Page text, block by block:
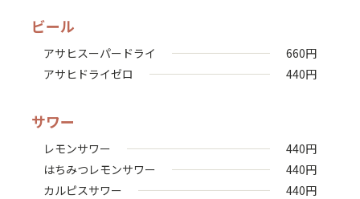
ビール
アサヒスーパードライ 660円
アサヒドライゼロ
440円
サワー
レモンサワー 440円
はちみつレモンサワー
440円
カルピスサワー
440円